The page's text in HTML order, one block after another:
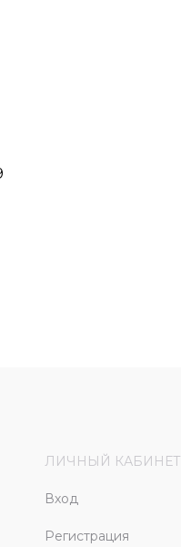
ЛИЧНЫЙ КАБИНЕТ
Вход
Регистрация